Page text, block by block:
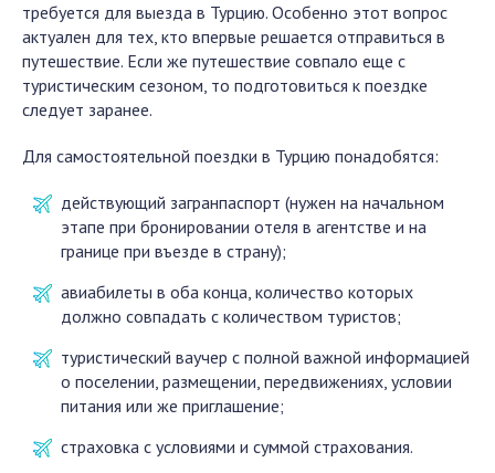
требуется для выезда в Турцию. Особенно этот вопрос
актуален для тех, кто впервые решается отправиться в
путешествие. Если же путешествие совпало еще с
туристическим сезоном, то подготовиться к поездке
следует заранее.
Для самостоятельной поездки в Турцию понадобятся:
действующий загранпаспорт (нужен на начальном
этапе при бронировании отеля в агентстве и на
границе при въезде в страну);
авиабилеты в оба конца, количество которых
должно совпадать с количеством туристов;
туристический ваучер с полной важной информацией
о поселении, размещении, передвижениях, условии
питания или же приглашение;
страховка с условиями и суммой страхования.